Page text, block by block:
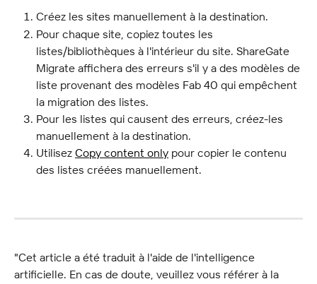
Créez les sites manuellement à la destination.
Pour chaque site, copiez toutes les
listes/bibliothèques à l'intérieur du site. ShareGate
Migrate affichera des erreurs s'il y a des modèles de
liste provenant des modèles Fab 40 qui empêchent
la migration des listes.
Pour les listes qui causent des erreurs, créez-les
manuellement à la destination.
Utilisez Copy content only pour copier le contenu
des listes créées manuellement.
"Cet article a été traduit à l'aide de l'intelligence
artificielle. En cas de doute, veuillez vous référer à la